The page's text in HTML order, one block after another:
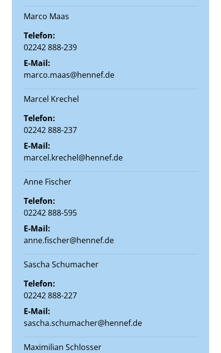
Marco Maas
Telefon:
02242 888-239
E-Mail:
marco.maas@hennef.de
Marcel Krechel
Telefon:
02242 888-237
E-Mail:
marcel.krechel@hennef.de
Anne Fischer
Telefon:
02242 888-595
E-Mail:
anne.fischer@hennef.de
Sascha Schumacher
Telefon:
02242 888-227
E-Mail:
sascha.schumacher@hennef.de
Maximilian Schlosser